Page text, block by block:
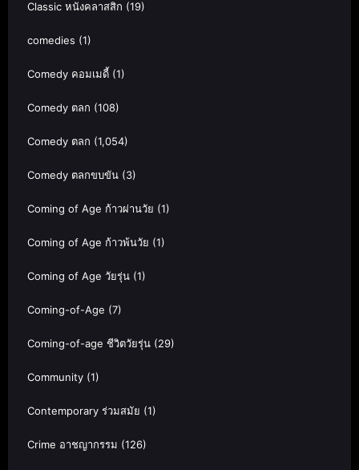
Classic หนังคลาสสิก (19)
comedies (1)
Comedy คอมเมดี้ (1)
Comedy ตลก (108)
Comedy ตลก (1,054)
Comedy ตลกขบขัน (3)
Coming of Age ก้าวผ่านวัย (1)
Coming of Age ก้าวพ้นวัย (1)
Coming of Age วัยรุ่น (1)
Coming-of-Age (7)
Coming-of-age ชีวิตวัยรุ่น (29)
Community (1)
Contemporary ร่วมสมัย (1)
Crime อาชญากรรม (126)